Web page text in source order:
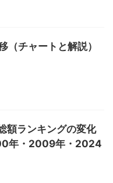
（チャートと解説）
額ランキングの変化
年・2009年・2024